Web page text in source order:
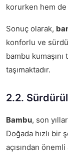
korurken hem de
Sonuç olarak,
konforlu ve
bambu
taşımaktadır.
2.2.
Bambu, son
Doğada hızlı
açısından